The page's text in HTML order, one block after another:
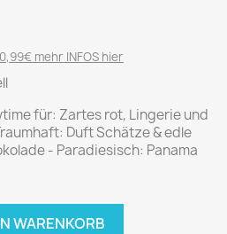
mehr INFOS hier
für: Zartes rot, Lingerie und
Duft Schätze & edle
- Paradiesisch: Panama
WARENKORB